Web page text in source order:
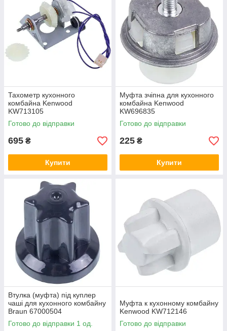
Тахометр кухонного
комбайна Kenwood
KW713105
Готово до відправки
695 ₴
Купити
Муфта зчіпна для кухонного
комбайна Kenwood
KW696835
Готово до відправки
225 ₴
Купити
Втулка (муфта) під куплер
чаші для кухонного комбайну
Braun 67000504
Готово до відправки 1 од.
Муфта к кухонному комбайну
Kenwood KW712146
Готово до відправки